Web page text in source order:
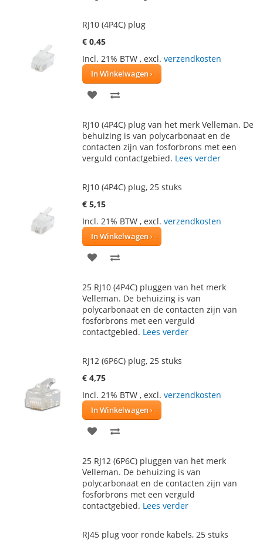
RJ10 (4P4C) plug
€ 0,45
Incl. 21% BTW , excl. verzendkosten
In Winkelwagen
VOEG
AAN
VERLANGLIJST
TE
VERGELIJKEN
RJ10 (4P4C) plug van het merk Velleman. De
behuizing is van polycarbonaat en de
contacten zijn van fosforbrons met een
verguld contactgebied. Lees verder
RJ10 (4P4C) plug, 25 stuks
€ 5,15
Incl. 21% BTW , excl. verzendkosten
In Winkelwagen
VOEG
AAN
VERLANGLIJST
TE
VERGELIJKEN
25 RJ10 (4P4C) pluggen van het merk
Velleman. De behuizing is van
polycarbonaat en de contacten zijn van
fosforbrons met een verguld
contactgebied. Lees verder
RJ12 (6P6C) plug, 25 stuks
€ 4,75
Incl. 21% BTW , excl. verzendkosten
In Winkelwagen
VOEG
AAN
VERLANGLIJST
TE
VERGELIJKEN
25 RJ12 (6P6C) pluggen van het merk
Velleman. De behuizing is van
polycarbonaat en de contacten zijn van
fosforbrons met een verguld
contactgebied. Lees verder
RJ45 plug voor ronde kabels, 25 stuks